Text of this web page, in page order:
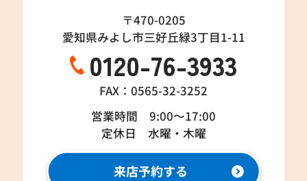
〒470-0205
愛知県みよし市三好丘緑3丁目1-11
0120-76-3933
FAX：0565-32-3252
営業時間 9:00～17:00
定休日 水曜・木曜
来店予約する